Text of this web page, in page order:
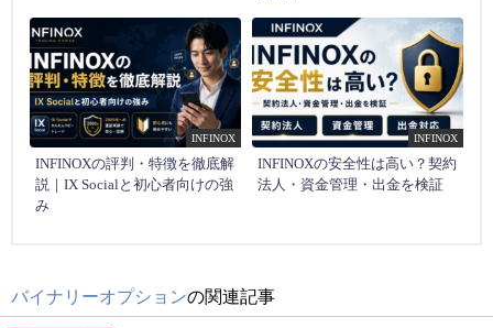
INFINOX
INFINOXの評判・特徴を徹底解
説｜IX Socialと初心者向けの強
み
INFINOX
INFINOXの安全性は高い？契約
法人・資金管理・出金を検証
バイナリーオプションの関連記事